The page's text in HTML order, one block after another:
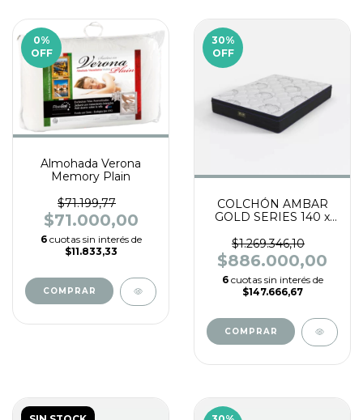
0%
OFF
Almohada Verona
Memory Plain
$71.199,77
$71.000,00
6 cuotas sin interés de
$11.833,33
30%
OFF
COLCHÓN AMBAR
GOLD SERIES 140 x
BICÓNICOS BONELL
CON PILLOW TOP,
TELA TEJIDO DE
PUNTO.
$1.269.346,10
$886.000,00
6 cuotas sin interés de
$147.666,67